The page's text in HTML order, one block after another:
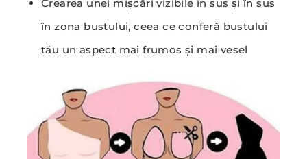
Crearea unei mișcări vizibile în sus și în sus
în zona bustului, ceea ce conferă bustului
tău un aspect mai frumos și mai vesel